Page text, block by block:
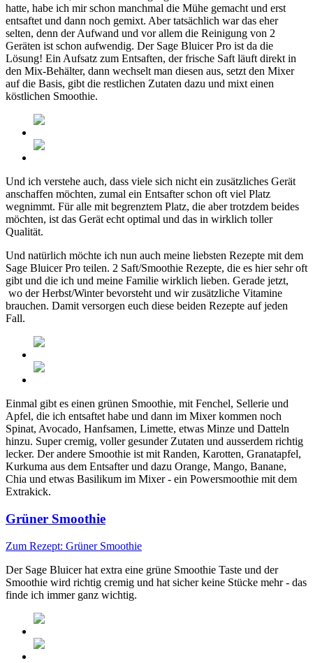
hatte, habe ich mir schon manchmal die Mühe gemacht und erst
entsaftet und dann noch gemixt. Aber tatsächlich war das eher
selten, denn der Aufwand und vor allem die Reinigung von 2
Geräten ist schon aufwendig. Der Sage Bluicer Pro ist da die
Lösung! Ein Aufsatz zum Entsaften, der frische Saft läuft direkt in
den Mix-Behälter, dann wechselt man diesen aus, setzt den Mixer
auf die Basis, gibt die restlichen Zutaten dazu und mixt einen
köstlichen Smoothie.
Und ich verstehe auch, dass viele sich nicht ein zusätzliches Gerät
anschaffen möchten, zumal ein Entsafter schon oft viel Platz
wegnimmt. Für alle mit begrenztem Platz, die aber trotzdem beides
möchten, ist das Gerät echt optimal und das in wirklich toller
Qualität.
Und natürlich möchte ich nun auch meine liebsten Rezepte mit dem
Sage Bluicer Pro teilen. 2 Saft/Smoothie Rezepte, die es hier sehr oft
gibt und die ich und meine Familie wirklich lieben. Gerade jetzt,
wo der Herbst/Winter bevorsteht und wir zusätzliche Vitamine
brauchen. Damit versorgen euch diese beiden Rezepte auf jeden
Fall.
Einmal gibt es einen grünen Smoothie, mit Fenchel, Sellerie und
Apfel, die ich entsaftet habe und dann im Mixer kommen noch
Spinat, Avocado, Hanfsamen, Limette, etwas Minze und Datteln
hinzu. Super cremig, voller gesunder Zutaten und ausserdem richtig
lecker. Der andere Smoothie ist mit Randen, Karotten, Granatapfel,
Kurkuma aus dem Entsafter und dazu Orange, Mango, Banane,
Chia und etwas Basilikum im Mixer - ein Powersmoothie mit dem
Extrakick.
Grüner Smoothie
Zum Rezept: Grüner Smoothie
Der Sage Bluicer hat extra eine grüne Smoothie Taste und der
Smoothie wird richtig cremig und hat sicher keine Stücke mehr - das
finde ich immer ganz wichtig.